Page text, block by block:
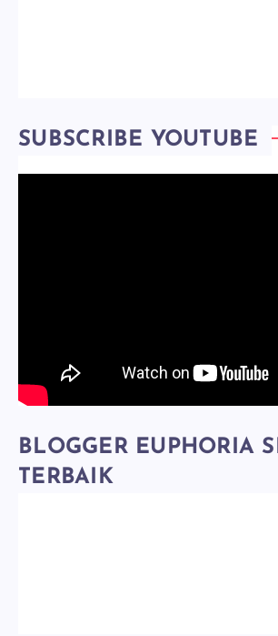
SUBSCRIBE YOUTUBE
BLOGGER EUPHORIA
TERBAIK